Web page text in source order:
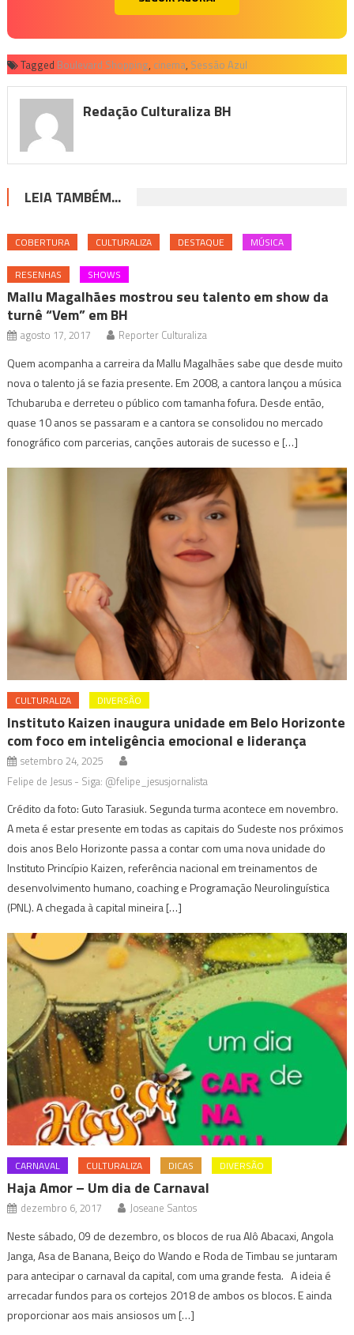
Tagged Boulevard Shopping, cinema, Sessão Azul
Redação Culturaliza BH
LEIA TAMBÉM...
COBERTURA CULTURALIZA DESTAQUE MÚSICA
RESENHAS SHOWS
Mallu Magalhães mostrou seu talento em show da
turnê “Vem” em BH
agosto 17, 2017 Reporter Culturaliza
Quem acompanha a carreira da Mallu Magalhães sabe que desde muito
nova o talento já se fazia presente. Em 2008, a cantora lançou a música
Tchubaruba e derreteu o público com tamanha fofura. Desde então,
quase 10 anos se passaram e a cantora se consolidou no mercado
fonográfico com parcerias, canções autorais de sucesso e […]
CULTURALIZA DIVERSÃO
Instituto Kaizen inaugura unidade em Belo Horizonte
com foco em inteligência emocional e liderança
setembro 24, 2025
Felipe de Jesus - Siga: @felipe_jesusjornalista
Crédito da foto: Guto Tarasiuk. Segunda turma acontece em novembro.
A meta é estar presente em todas as capitais do Sudeste nos próximos
dois anos Belo Horizonte passa a contar com uma nova unidade do
Instituto Princípio Kaizen, referência nacional em treinamentos de
desenvolvimento humano, coaching e Programação Neurolinguística
(PNL). A chegada à capital mineira […]
CARNAVAL CULTURALIZA DICAS DIVERSÃO
Haja Amor – Um dia de Carnaval
dezembro 6, 2017 Joseane Santos
Neste sábado, 09 de dezembro, os blocos de rua Alô Abacaxi, Angola
Janga, Asa de Banana, Beiço do Wando e Roda de Timbau se juntaram
para antecipar o carnaval da capital, com uma grande festa. A ideia é
arrecadar fundos para os cortejos 2018 de ambos os blocos. E ainda
proporcionar aos mais ansiosos um […]